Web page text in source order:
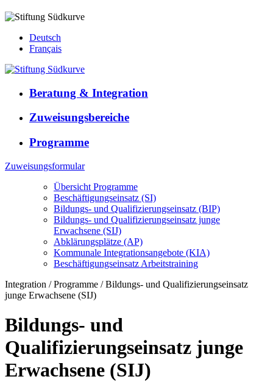
Deutsch
Français
Beratung & Integration
Zuweisungsbereiche
Programme
Zuweisungsformular
Übersicht Programme
Beschäftigungseinsatz (SI)
Bildungs- und Qualifizierungseinsatz (BIP)
Bildungs- und Qualifizierungseinsatz junge
Erwachsene (SIJ)
Abklärungsplätze (AP)
Kommunale Integrationsangebote (KIA)
Beschäftigungseinsatz Arbeitstraining
Integration / Programme / Bildungs- und Qualifizierungseinsatz
junge Erwachsene (SIJ)
Bildungs- und
Qualifizierungseinsatz junge
Erwachsene (SIJ)